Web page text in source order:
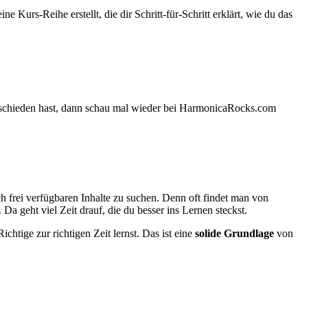
Kurs-Reihe erstellt, die dir Schritt-für-Schritt erklärt, wie du das
hast, dann schau mal wieder bei HarmonicaRocks.com
frei verfügbaren Inhalte zu suchen. Denn oft findet man von
geht viel Zeit drauf, die du besser ins Lernen steckst.
zur richtigen Zeit lernst. Das ist eine solide Grundlage von